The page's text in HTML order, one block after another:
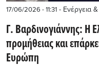
17/06/2026 - 11:31 - Ενέργεια
Γ. Bαρδινογιάννης: Η
προμήθειας και
Ευρώπη